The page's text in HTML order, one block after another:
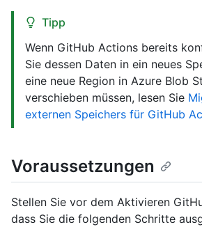
Tipp
Wenn GitHub Actions bereits
Sie dessen Daten in ein neues
eine neue Region in Azure Blob
verschieben müssen, lesen Sie
externen Speichers für GitHub
Voraussetzungen
Stellen Sie vor dem Aktivieren
dass Sie die folgenden Schritte